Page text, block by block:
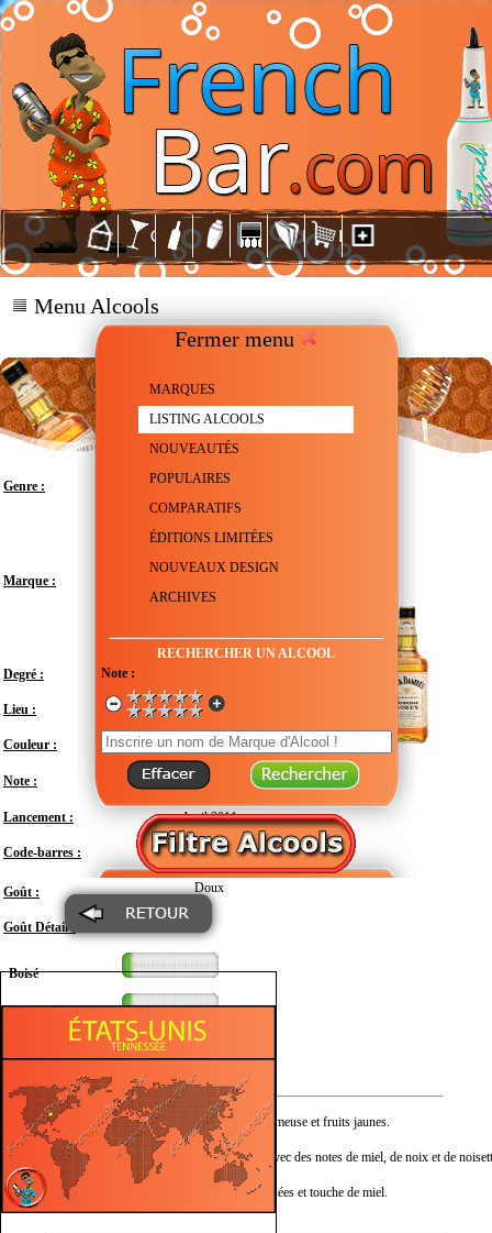
Fermer menu
MARQUES
LISTING ALCOOLS
NOUVEAUTÉS
POPULAIRES
COMPARATIFS
ÉDITIONS LIMITÉES
NOUVEAUX DESIGN
ARCHIVES
RECHERCHER UN ALCOOL
Note :
Menu Alcools
Genre : Spiritueux aromatisé au Miel
Marque :
Degré :
Lieu : États-Unis - Tennessee - Lynchburg
Couleur :
Note :
Lancement : Avril 2011
Code-barres : 5099873001370
Goût : Doux
Goût Détail :
Boisé
Mielleux
Nez : Miel doux, vanille crémeuse et fruits jaunes.
Bouche : Moelleuse et douce, avec des notes de miel, de noix et de
Finale : Sucre brun, notes boisées et touche de miel.